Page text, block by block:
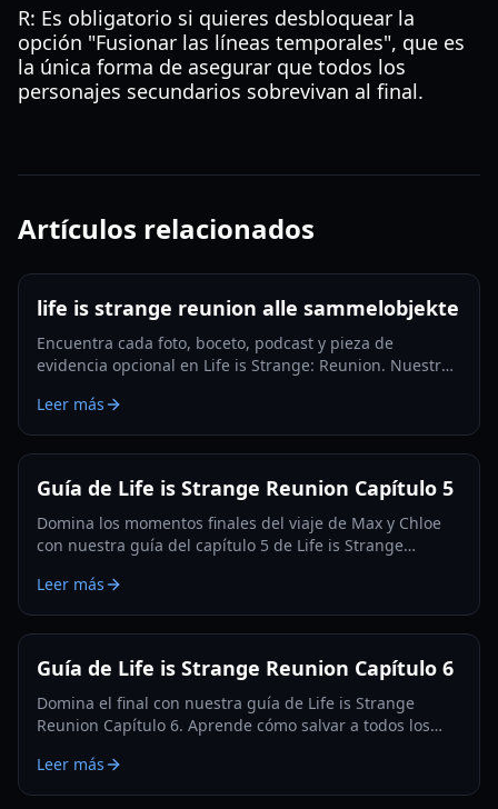
R: Es obligatorio si quieres desbloquear la
opción "Fusionar las líneas temporales", que es
la única forma de asegurar que todos los
personajes secundarios sobrevivan al final.
Artículos relacionados
life is strange reunion alle sammelobjekte
Encuentra cada foto, boceto, podcast y pieza de
evidencia opcional en Life is Strange: Reunion. Nuestra
Leer más
Guía de Life is Strange Reunion Capítulo 5
Domina los momentos finales del viaje de Max y Chloe
con nuestra guía del capítulo 5 de Life is Strange
navega por elecciones complejas.
Leer más
Guía de Life is Strange Reunion Capítulo 6
Domina el final con nuestra guía de Life is Strange
Reunion Capítulo 6. Aprende cómo salvar a todos los
desbloquear el logro Supermax.
Leer más